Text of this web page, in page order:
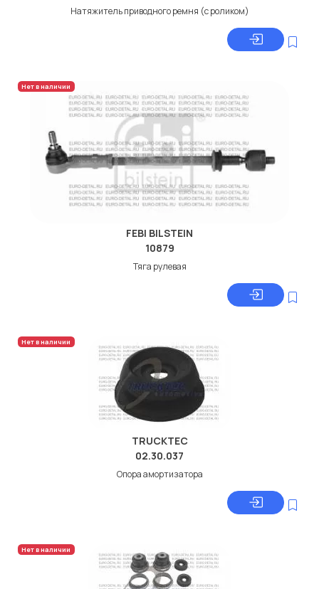
Натяжитель приводного ремня (с роликом)
Нет в наличии
FEBI BILSTEIN
10879
Тяга рулевая
Нет в наличии
TRUCKTEC
02.30.037
Опора амортизатора
Нет в наличии